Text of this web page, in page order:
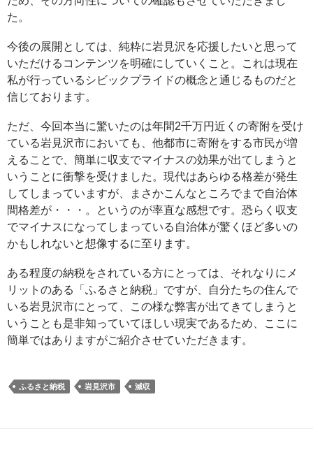
た。
今後の展開としては、純粋に岩見沢を応援したいと思って
いただけるコンテンツを明確にしていくこと。これは現在
私が行っているシビックプライドの概念と通じるものだと
信じております。
ただ、今回本当に驚いたのは年間2千万円近くの寄附を受け
ている岩見沢市においても、他都市に寄附をする市民が増
えることで、簡単に収支でマイナスの効果が出てしまうと
いうことに衝撃を受けました。現代はあらゆる格差が発生
してしまっていますが、まさかこんなところでまで自治体
間格差が・・・。というのが率直な感想です。恐らく収支
でマイナスになってしまっている自治体が驚くほど多いの
かもしれないと想像するに至ります。
ある程度の納税をされている方にとっては、それなりにメ
リットのある「ふるさと納税」ですが、自分たちの住んで
いる岩見沢市にとって、この様な弊害が出てきてしまうと
いうことも是非知っていてほしい現実であるため、ここに
簡単ではありますがご紹介させていただきます。
ふるさと納税 岩見沢市 減収